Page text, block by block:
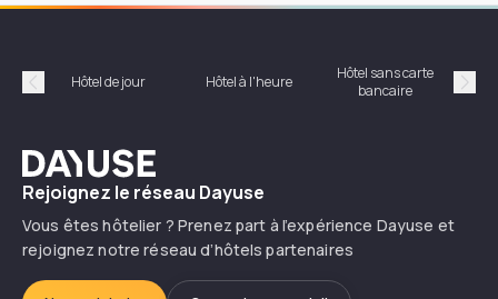
Précédent
Hôtel de jour Hôtel à l'heure
Hôtel sans carte
bancaire
Dayuse
Rejoignez le réseau Dayuse
Vous êtes hôtelier ? Prenez part à l’expérience Dayuse et
rejoignez notre réseau d’hôtels partenaires